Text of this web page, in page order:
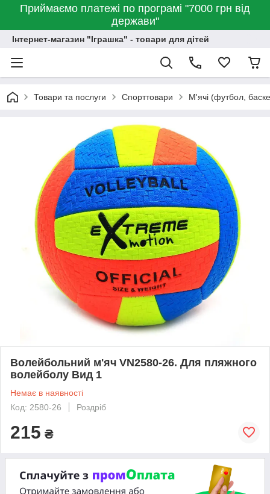
Приймаємо платежі по програмі "7000 грн від
держави"
Інтернет-магазин "Іграшка" - товари для дітей
Товари та послуги Спорттовари М'ячі (футбол,
Волейбольний м'яч VN2580-26. Для пляжного
волейболу Вид 1
Немає в наявності
Код: 2580-26
Роздріб
215 ₴